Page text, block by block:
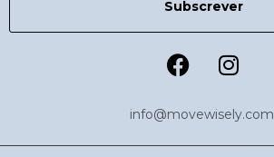
Subscrever
info@movewisely.com